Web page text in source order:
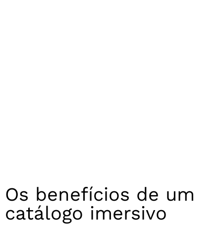
Os benefícios de um
catálogo imersivo